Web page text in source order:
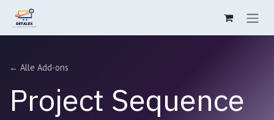
Zum Inhalt springen
← Alle Add-ons
Project Sequence